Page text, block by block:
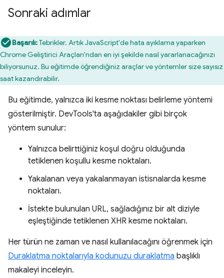
Sonraki adımlar
Başarılı:Tebrikler. Artık JavaScript'de hata ayıklama yaparken
Chrome Geliştirici Araçları'ndan en iyi şekilde nasıl yararlanacağınızı
biliyorsunuz. Bu eğitimde öğrendiğiniz araçlar ve yöntemler size sayısız
saat kazandırabilir.
Bu eğitimde, yalnızca iki kesme noktası belirleme yöntemi
gösterilmiştir. DevTools'ta aşağıdakiler gibi birçok
yöntem sunulur:
Yalnızca belirttiğiniz koşul doğru olduğunda
tetiklenen koşullu kesme noktaları.
Yakalanan veya yakalanmayan istisnalarda kesme
noktaları.
İstekte bulunulan URL, sağladığınız bir alt diziyle
eşleştiğinde tetiklenen XHR kesme noktaları.
Her türün ne zaman ve nasıl kullanılacağını öğrenmek için
Duraklatma noktalarıyla kodunuzu duraklatma başlıklı
makaleyi inceleyin.